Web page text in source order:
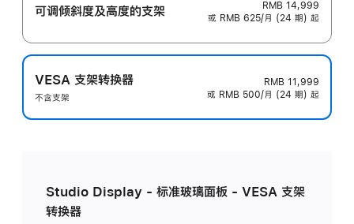
可调倾斜度及高‍度的支‍架
RMB 14,999
或 RMB 625/月 (24 期) 起
VESA 支架转换器
不含支架
RMB 11,999
或 RMB 500/月 (24 期) 起
Studio Display - 标准玻璃面板 - VESA 支架
转换器